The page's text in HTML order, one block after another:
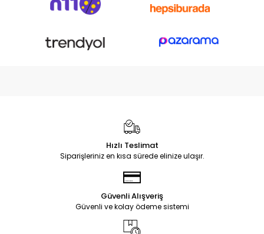
Hızlı Teslimat
Siparişleriniz en kısa sürede elinize ulaşır.
Güvenli Alışveriş
Güvenli ve kolay ödeme sistemi